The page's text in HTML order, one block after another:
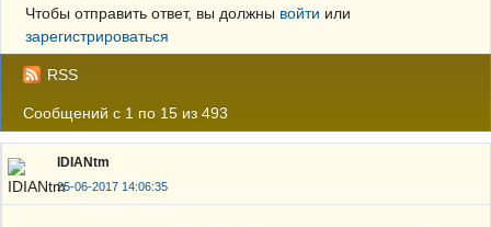
Чтобы отправить ответ, вы должны войти или
зарегистрироваться
RSS
Сообщений с 1 по 15 из 493
IDIANtm
25-06-2017 14:06:35